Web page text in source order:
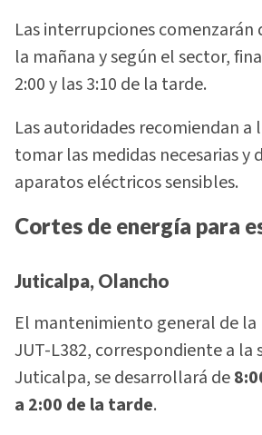
Las interrupciones comenzarán
la mañana y según el sector,
2:00 y las 3:10 de la tarde.
Las autoridades recomiendan
tomar las medidas necesarias y
aparatos eléctricos sensibles.
Cortes de energía para
Juticalpa, Olancho
El mantenimiento general de
JUT-L382, correspondiente a la
Juticalpa, se desarrollará de
a 2:00 de la tarde.